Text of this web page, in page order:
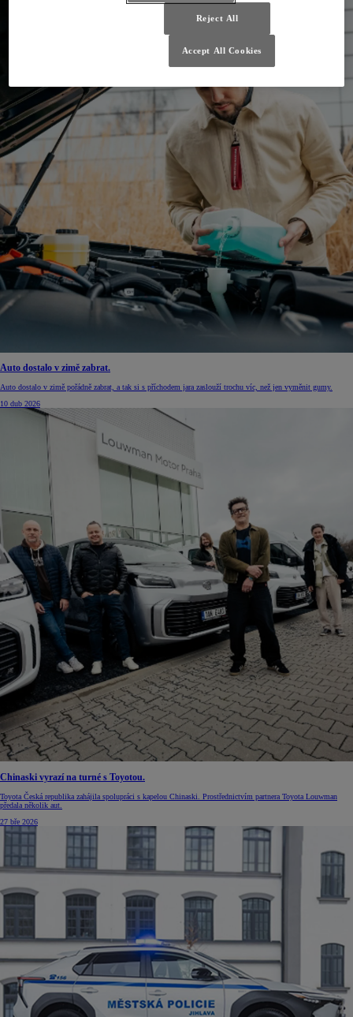
Auto dostalo v zimě zabrat.
Auto dostalo v zimě pořádně zabrat, a tak si s příchodem jara zaslouží trochu víc, než jen vyměnit gumy.
10 dub 2026
Chinaski vyrazí na turné s Toyotou.
Toyota Česká republika zahájila spolupráci s kapelou Chinaski. Prostřednictvím partnera Toyota Louwman
předala několik aut.
27 bře 2026
Reject All
Accept All Cookies